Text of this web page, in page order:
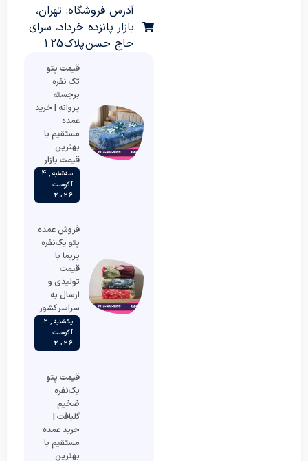
آدرس فروشگاه: تهران،
بازار پانزده خرداد، سرای
حاج حسن پلاک 125
قیمت پتو
تک نفره
برجسته
پروانه | خرید
عمده
مستقیم با
بهترین
قیمت بازار
سه‌شنبه , 4
آگوست
2026
فروش عمده
پتو یک‌نفره
پریما با
قیمت
تولیدی و
ارسال به
سراسر کشور
یکشنبه , 2
آگوست
2026
قیمت پتو
یک‌نفره
ضخیم
گلبافت |
خرید عمده
مستقیم با
بهترین